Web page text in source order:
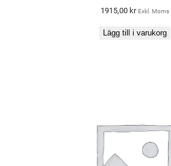
1915,00 kr Exkl. Moms
Lägg till i varukorg